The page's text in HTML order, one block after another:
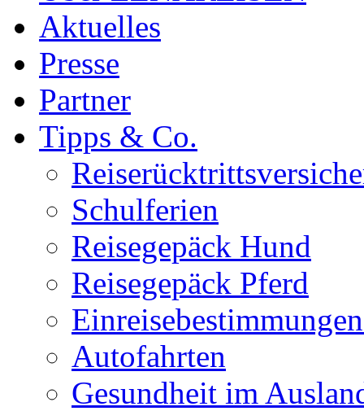
Aktuelles
Presse
Partner
Tipps & Co.
Schulferien
Reisegepäck Hund
Reisegepäck Pferd
Autofahrten
Gesundheit im